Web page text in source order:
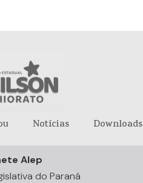
Notícias Downloads
Alep
do Paraná